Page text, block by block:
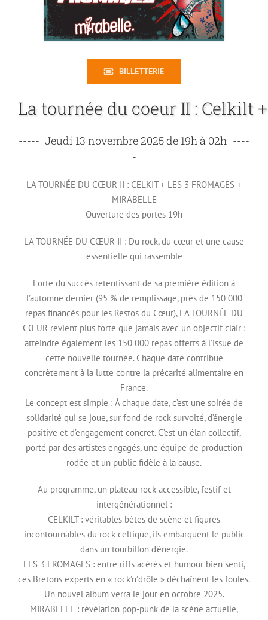
BILLETTERIE
-----
----
-
LA TOURNÉE DU CŒUR II : CELKIT + LES 3 FROMAGES +
MIRABELLE
Ouverture des portes 19h
LA TOURNÉE DU CŒUR II : Du rock, du cœur et une cause
essentielle qui rassemble
Forte du succès retentissant de sa première édition à
l’automne dernier (95 % de remplissage, près de 150 000
repas financés pour les Restos du Cœur), LA TOURNÉE DU
CŒUR revient plus forte que jamais avec un objectif clair :
atteindre également les 150 000 repas offerts à l’issue de
cette nouvelle tournée. Chaque date contribue
concrètement à la lutte contre la précarité alimentaire en
France.
Le concept est simple : À chaque date, c’est une soirée de
solidarité qui se joue, sur fond de rock survolté, d’énergie
positive et d’engagement concret. C’est un élan collectif,
porté par des artistes engagés, une équipe de production
rodée et un public fidèle à la cause.
Au programme, un plateau rock accessible, festif et
intergénérationnel :
CELKILT : véritables bêtes de scène et figures
incontournables du rock celtique, ils embarquent le public
dans un tourbillon d’énergie.
LES 3 FROMAGES : entre riffs acérés et humour bien senti,
ces Bretons experts en « rock’n’drôle » déchaînent les foules.
Un nouvel album verra le jour en octobre 2025.
MIRABELLE : révélation pop-punk de la scène actuelle,